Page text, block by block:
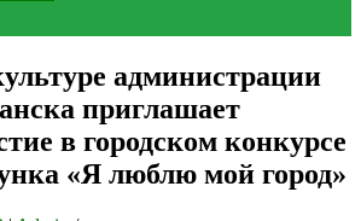
администрации
приглашает
в городском конкурсе
«Я люблю мой город»